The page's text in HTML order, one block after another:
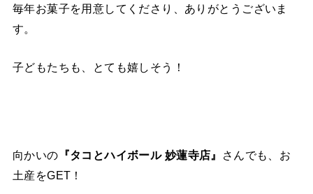
毎年お菓子を用意してくださり、ありがとうございま
す。
子どもたちも、とても嬉しそう！
向かいの 『タコとハイボール 妙蓮寺店』
さんでも、お
土産をGET！